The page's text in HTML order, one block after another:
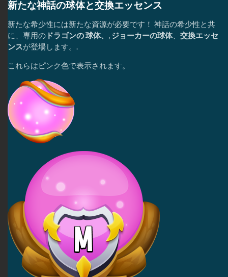
新たな神話の球体と交換エッセンス
新たな希少性には新たな資源が必要です！ 神話の希少性と共
に、専用の ドラゴンの球体、 , ジョーカーの球体、 交換エッセ
ンスが登場します。.
これらはピンク色で表示されます。